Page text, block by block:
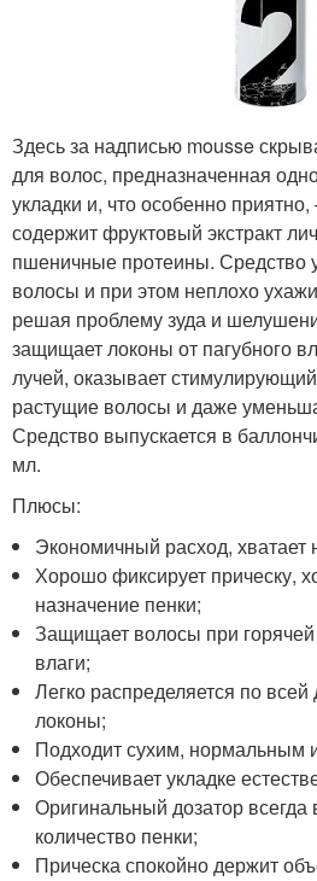
Здесь за надписью mousse
для волос, предназначенная
укладки и, что особенно
содержит фруктовый экстракт
пшеничные протеины. Средство
волосы и при этом неплохо
решая проблему зуда и
защищает локоны от пагубного
лучей, оказывает
растущие волосы и даже
Средство выпускается в
мл.
Плюсы:
Экономичный расход, хватает
Хорошо фиксирует прическу,
назначение пенки;
Защищает волосы при горячей
влаги;
Легко распределяется по
локоны;
Подходит сухим, нормальным
Обеспечивает укладке
Оригинальный дозатор
количество пенки;
Прическа спокойно держит